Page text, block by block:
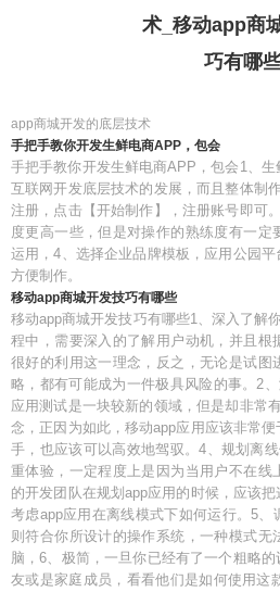
术_移动app商
巧有哪
app商城开发的底层技术
手把手教你开发生鲜电商APP，包会
手把手教你开发生鲜电商APP，包会1、
互联网开发底层技术的发展，而且整体制
注册，点击【开始制作】，注册账号即可
度更高一些，但是对操作的熟练度有一定
运用，4、选择企业品牌模板，应用公园平
方便制作。
移动app商城开发技巧有哪些
移动app商城开发技巧有哪些1、深入了解
程中，需要深入的了解用户动机，并且根
很好的利用这一理念，反之，无论是试图
略，都有可能成为一件极具风险的事。2
应用测试是一块较新的领域，但是却非常
念，正因为如此，移动app应用应该非常
手，也应该可以高效地驾驭。4、规划离
重体验，一定程度上是因为当用户不在线
的开发团队在规划app应用的时候，应该
考虑app应用在离线模式下如何运行。5
则符合你所设计的操作系统，一种模式无
脑，6、极简，一旦你已经有了一个粗略
友或是家庭成员，看看他们是如何使用这